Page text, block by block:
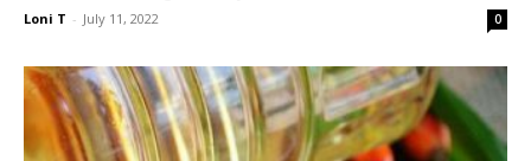
Loni T - July 11, 2022 0